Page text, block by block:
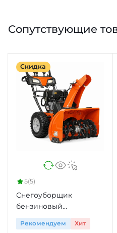
Сопутствующие
Скидка
5(5)
Снегоуборщик
бензиновый
SnowVanish ST 230P
Рекомендуем Хит